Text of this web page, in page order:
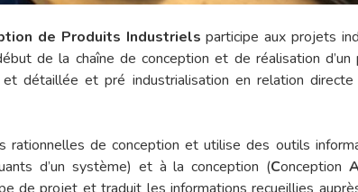
de Produits Industriels participe aux projets
de la chaîne de conception et de réalisation
et détaillée et pré industrialisation en relation
de conception et utilise des outils
d’un système) et à la conception (Conception